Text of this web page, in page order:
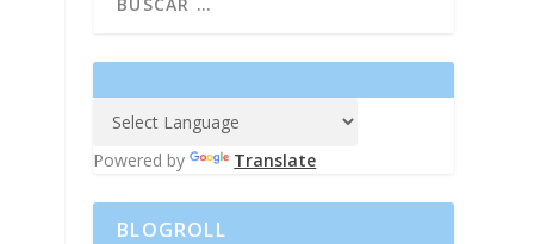
Powered by Translate
BLOGROLL